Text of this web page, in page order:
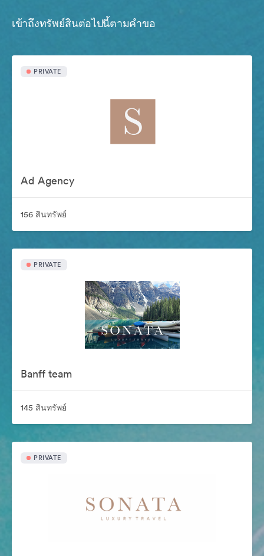
เข้าถึงทรัพย์สินต่อไปนี้ตามคำขอ
PRIVATE
Ad Agency
156 สินทรัพย์
PRIVATE
Banff team
145 สินทรัพย์
PRIVATE